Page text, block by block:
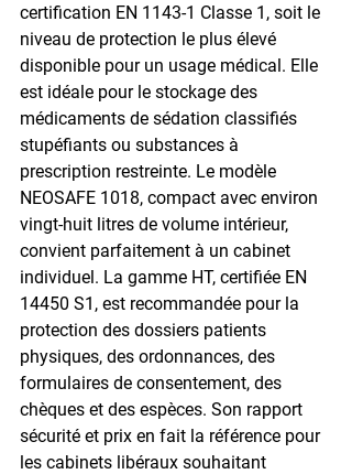
certification EN 1143-1 Classe 1, soit le
niveau de protection le plus élevé
disponible pour un usage médical. Elle
est idéale pour le stockage des
médicaments de sédation classifiés
stupéfiants ou substances à
prescription restreinte. Le modèle
NEOSAFE 1018, compact avec environ
vingt-huit litres de volume intérieur,
convient parfaitement à un cabinet
individuel. La gamme HT, certifiée EN
14450 S1, est recommandée pour la
protection des dossiers patients
physiques, des ordonnances, des
formulaires de consentement, des
chèques et des espèces. Son rapport
sécurité et prix en fait la référence pour
les cabinets libéraux souhaitant